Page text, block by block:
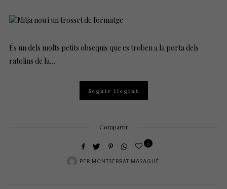
És un dels molts petits obsequis que es troben a la porta dels
ratolins de la…
Seguir llegint
Compartir
PER MONTSERRAT MASAGUÉ
0